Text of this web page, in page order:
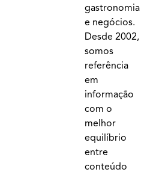
gastronomia
e negócios.
Desde 2002,
somos
referência
em
informação
com o
melhor
equilíbrio
entre
conteúdo